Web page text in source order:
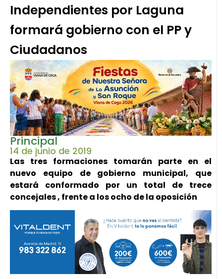
Independientes por Laguna
formará gobierno con el PP y
Ciudadanos
Principal
14 de junio de 2019
Las tres formaciones tomarán parte en el
nuevo equipo de gobierno municipal, que
estará conformado por un total de trece
concejales , frente a los ocho de la oposición